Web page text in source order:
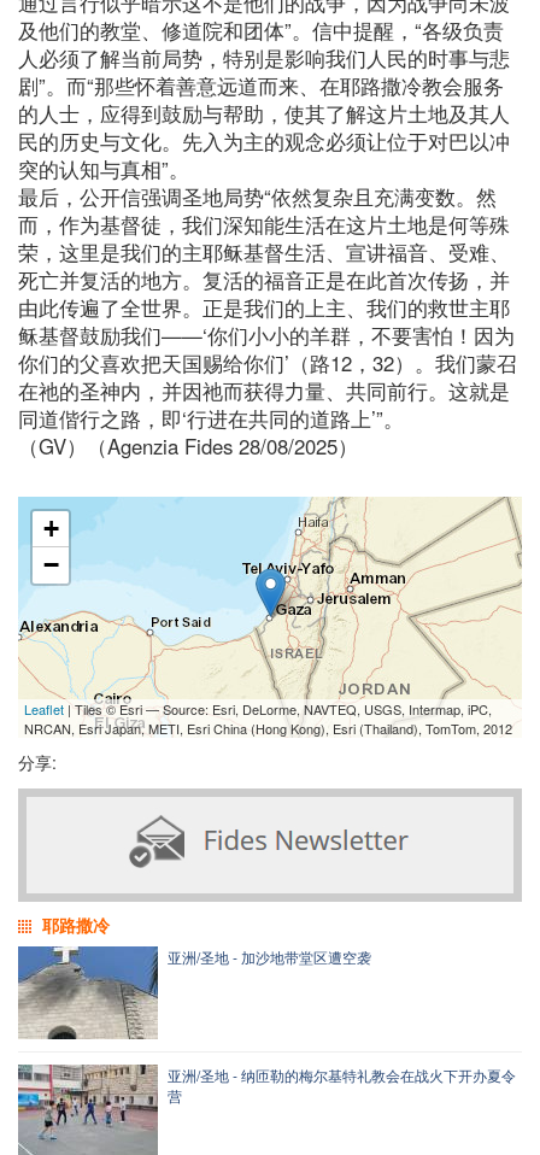
及他们的教堂、修道院和团体”。信中提醒，“各级负责
人必须了解当前局势，特别是影响我们人民的时事与悲
剧”。而“那些怀着善意远道而来、在耶路撒冷教会服务
的人士，应得到鼓励与帮助，使其了解这片土地及其人
民的历史与文化。先入为主的观念必须让位于对巴以冲
突的认知与真相”。
最后，公开信强调圣地局势“依然复杂且充满变数。然
而，作为基督徒，我们深知能生活在这片土地是何等殊
荣，这里是我们的主耶稣基督生活、宣讲福音、受难、
死亡并复活的地方。复活的福音正是在此首次传扬，并
由此传遍了全世界。正是我们的上主、我们的救世主耶
稣基督鼓励我们——‘你们小小的羊群，不要害怕！因为
你们的父喜欢把天国赐给你们’（路12，32）。我们蒙召
在祂的圣神内，并因祂而获得力量、共同前行。这就是
同道偕行之路，即‘行进在共同的道路上’”。
（GV）（Agenzia Fides 28/08/2025）
+
−
Leaflet | Tiles © Esri — Source: Esri, DeLorme, NAVTEQ, USGS, Intermap, iPC,
NRCAN, Esri Japan, METI, Esri China (Hong Kong), Esri (Thailand), TomTom, 2012
分享:
耶路撒冷
亚洲/圣地 - 加沙地带堂区遭空袭
亚洲/圣地 - 纳匝勒的梅尔基特礼教会在战火下开办夏令
营